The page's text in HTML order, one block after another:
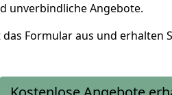
unverbindliche Angebote.
das Formular aus und erhalten